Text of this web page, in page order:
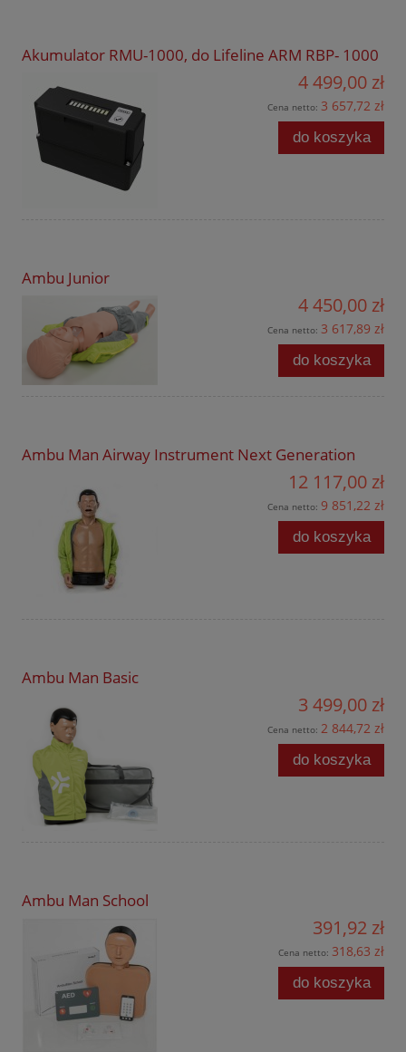
Akumulator RMU-1000, do Lifeline ARM RBP- 1000
4 499,00 zł
Cena netto: 3 657,72 zł
do koszyka
Ambu Junior
4 450,00 zł
Cena netto: 3 617,89 zł
do koszyka
Ambu Man Airway Instrument Next Generation
12 117,00 zł
Cena netto: 9 851,22 zł
do koszyka
Ambu Man Basic
3 499,00 zł
Cena netto: 2 844,72 zł
do koszyka
Ambu Man School
391,92 zł
Cena netto: 318,63 zł
do koszyka